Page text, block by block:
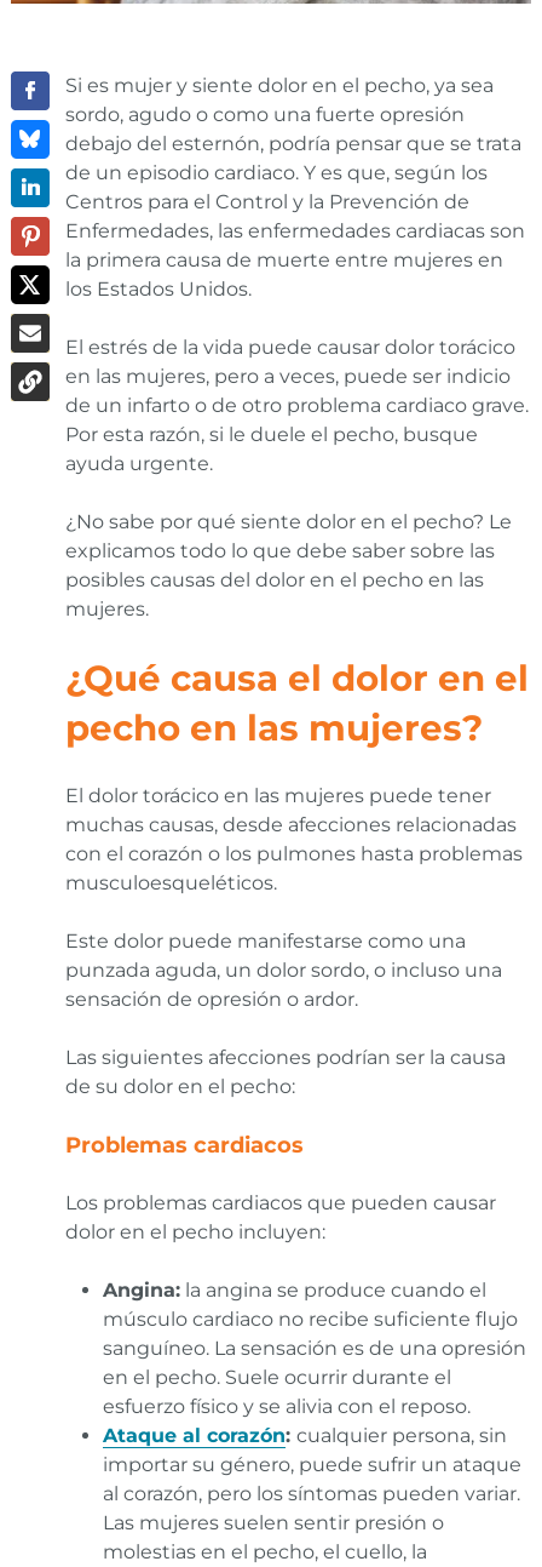
Si es mujer y siente dolor en el pecho, ya sea
sordo, agudo o como una fuerte opresión
debajo del esternón, podría pensar que se trata
de un episodio cardiaco. Y es que, según los
Centros para el Control y la Prevención de
Enfermedades, las enfermedades cardiacas son
la primera causa de muerte entre mujeres en
los Estados Unidos.
El estrés de la vida puede causar dolor torácico
en las mujeres, pero a veces, puede ser indicio
de un infarto o de otro problema cardiaco grave.
Por esta razón, si le duele el pecho, busque
ayuda urgente.
¿No sabe por qué siente dolor en el pecho? Le
explicamos todo lo que debe saber sobre las
posibles causas del dolor en el pecho en las
mujeres.
¿Qué causa el dolor en el
pecho en las mujeres?
El dolor torácico en las mujeres puede tener
muchas causas, desde afecciones relacionadas
con el corazón o los pulmones hasta problemas
musculoesqueléticos.
Este dolor puede manifestarse como una
punzada aguda, un dolor sordo, o incluso una
sensación de opresión o ardor.
Las siguientes afecciones podrían ser la causa
de su dolor en el pecho:
Problemas cardiacos
Los problemas cardiacos que pueden causar
dolor en el pecho incluyen:
Angina:la angina se produce cuando el
músculo cardiaco no recibe suficiente flujo
sanguíneo. La sensación es de una opresión
en el pecho. Suele ocurrir durante el
esfuerzo físico y se alivia con el reposo.
Ataque al corazón: cualquier persona, sin
importar su género, puede sufrir un ataque
al corazón, pero los síntomas pueden variar.
Las mujeres suelen sentir presión o
molestias en el pecho, el cuello, la